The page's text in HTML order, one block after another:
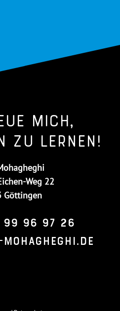
mich,
zu lernen!
Weg 22
Göttingen
99 96 97 26